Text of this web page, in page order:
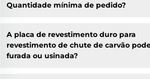
Quantidade mínima de pedido?
A placa de revestimento duro para
revestimento de chute de carvão
furada ou usinada?